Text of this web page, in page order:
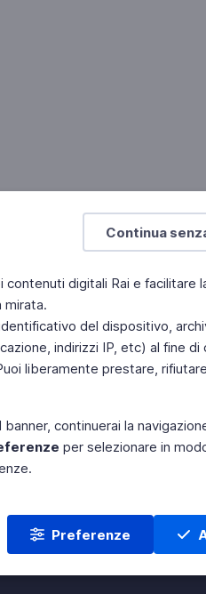
Continua
digitali Rai e facilitare
mirata.
del dispositivo,
indirizzi IP, etc) al fine di
liberamente prestare,
banner, continuerai la
per selezionare in
Preferenze